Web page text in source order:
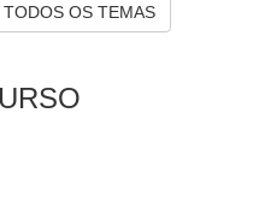
TODOS OS TEMAS